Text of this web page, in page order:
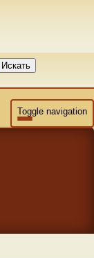
Искать
Toggle navigation